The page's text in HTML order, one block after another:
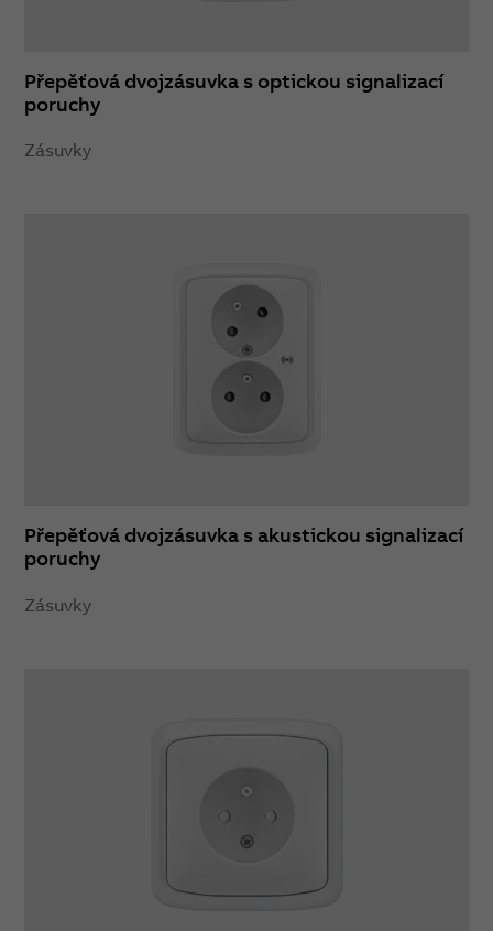
Přepěťová dvojzásuvka s optickou signalizací
poruchy
Zásuvky
Přepěťová dvojzásuvka s akustickou signalizací
poruchy
Zásuvky